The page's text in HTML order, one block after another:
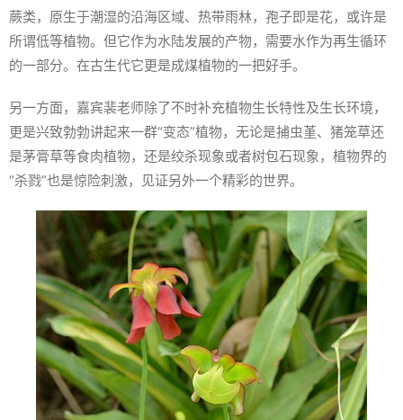
蕨类，原生于潮湿的沿海区域、热带雨林，孢子即是花，或许是
所谓低等植物。但它作为水陆发展的产物，需要水作为再生循环
的一部分。在古生代它更是成煤植物的一把好手。
另一方面，嘉宾裴老师除了不时补充植物生长特性及生长环境，
更是兴致勃勃讲起来一群“变态”植物，无论是捕虫堇、猪笼草还
是茅膏草等食肉植物，还是绞杀现象或者树包石现象，植物界的
“杀戮”也是惊险刺激，见证另外一个精彩的世界。